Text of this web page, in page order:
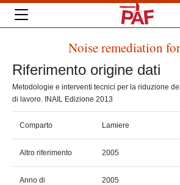
Noise remediation
Riferimento origine dati
Metodologie e interventi tecnici per la riduzione
di lavoro. INAIL Edizione 2013
Comparto Lamiere
Altro riferimento 2005
Anno di
2005